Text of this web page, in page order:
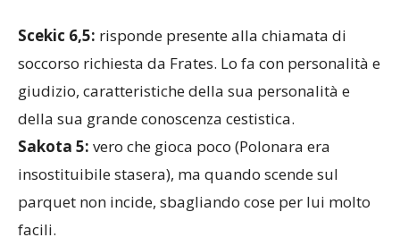
Scekic 6,5: risponde presente alla chiamata di
soccorso richiesta da Frates. Lo fa con personalità e
giudizio, caratteristiche della sua personalità e
della sua grande conoscenza cestistica.
Sakota 5: vero che gioca poco (Polonara era
insostituibile stasera), ma quando scende sul
parquet non incide, sbagliando cose per lui molto
facili.